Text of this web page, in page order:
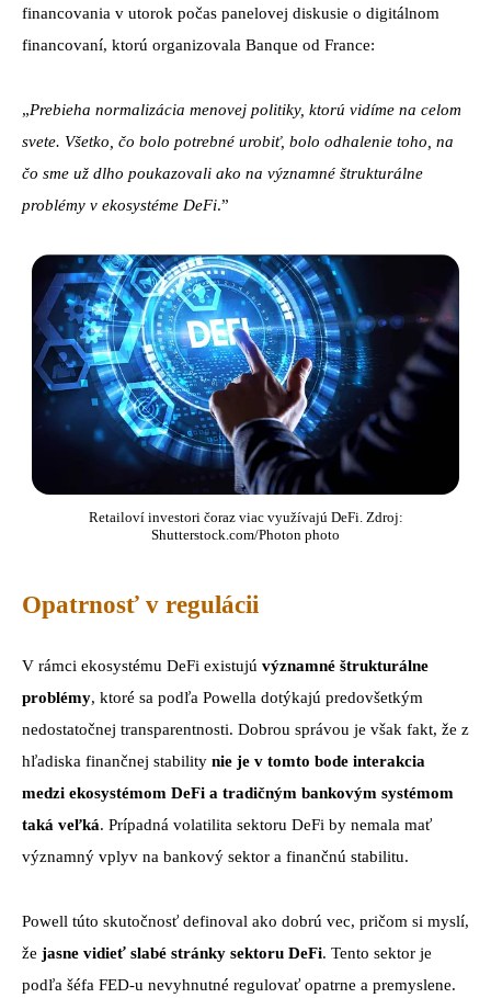
financovania v utorok počas panelovej diskusie o digitálnom
financovaní, ktorú organizovala Banque od France:
„Prebieha normalizácia menovej politiky, ktorú vidíme na celom
svete. Všetko, čo bolo potrebné urobiť, bolo odhalenie toho, na
čo sme už dlho poukazovali ako na významné štrukturálne
problémy v ekosystéme DeFi.”
Retailoví investori čoraz viac využívajú DeFi. Zdroj:
Shutterstock.com/Photon photo
Opatrnosť v regulácii
V rámci ekosystému DeFi existujú významné štrukturálne
problémy, ktoré sa podľa Powella dotýkajú predovšetkým
nedostatočnej transparentnosti. Dobrou správou je však fakt, že z
hľadiska finančnej stability nie je v tomto bode interakcia
medzi ekosystémom DeFi a tradičným bankovým systémom
taká veľká. Prípadná volatilita sektoru DeFi by nemala mať
významný vplyv na bankový sektor a finančnú stabilitu.
Powell túto skutočnosť definoval ako dobrú vec, pričom si myslí,
že jasne vidieť slabé stránky sektoru DeFi. Tento sektor je
podľa šéfa FED-u nevyhnutné regulovať opatrne a premyslene.